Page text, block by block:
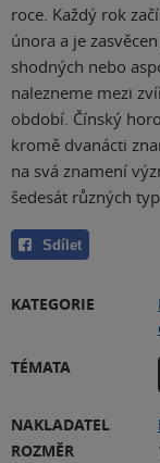
roce. Každý rok
února a je
shodných nebo
nalezneme mezi
období. Čínský
kromě dvanácti
na svá znamení
šedesát různých
Sdílet
KATEGORIE
TÉMATA
NAKLADATEL
ROZMĚR